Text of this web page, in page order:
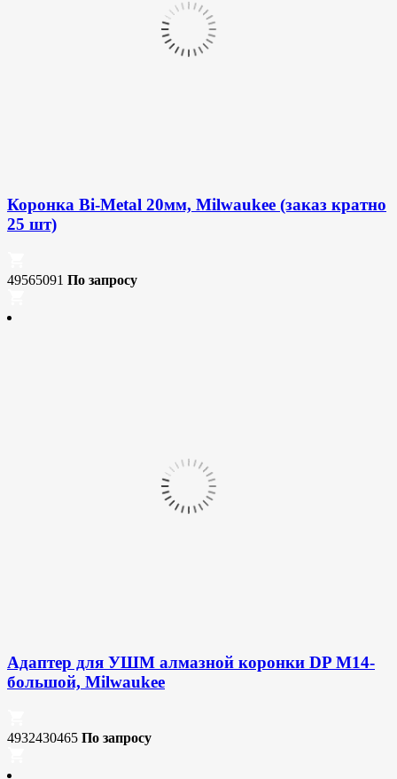
Коронка Bi-Metal 20мм, Milwaukee (заказ кратно
25 шт)
49565091 По запросу
Адаптер для УШМ алмазной коронки DP M14-
большой, Milwaukee
4932430465 По запросу